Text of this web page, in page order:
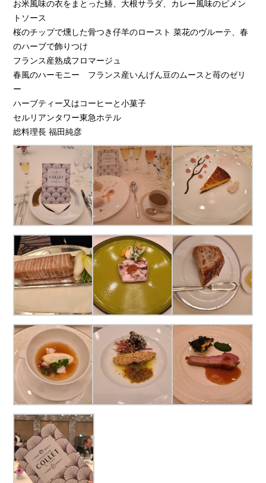
お米風味の衣をまとった鰆、大根サラダ、カレー風味のピメン
トソース
桜のチップで燻した骨つき仔羊のロースト 菜花のヴルーテ、春
のハーブで飾りつけ
フランス産熟成フロマージュ
春風のハーモニー フランス産いんげん豆のムースと苺のゼリ
ー
ハーブティー又はコーヒーと小菓子
セルリアンタワー東急ホテル
総料理長 福田純彦